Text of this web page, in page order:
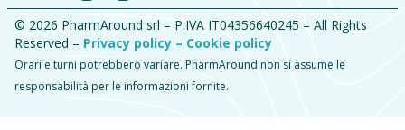
© 2026 PharmAround srl – P.IVA IT04356640245 – All Rights
Reserved – Privacy policy – Cookie policy
Orari e turni potrebbero variare. PharmAround non si assume le
responsabilità per le informazioni fornite.